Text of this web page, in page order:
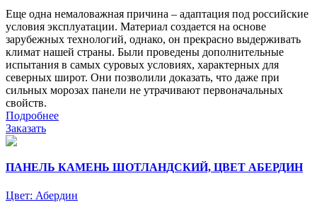
Еще одна немаловажная причина – адаптация под российские
условия эксплуатации. Материал создается на основе
зарубежных технологий, однако, он прекрасно выдерживать
климат нашей страны. Были проведены дополнительные
испытания в самых суровых условиях, характерных для
северных широт. Они позволили доказать, что даже при
сильных морозах панели не утрачивают первоначальных
свойств.
Подробнее
Заказать
ПАНЕЛЬ КАМЕНЬ ШОТЛАНДСКИЙ, ЦВЕТ АБЕРДИН
Цвет: Абердин